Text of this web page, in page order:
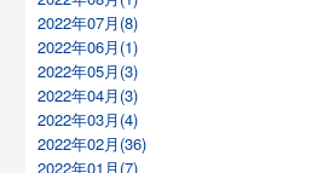
2022年07月(8)
2022年06月(1)
2022年05月(3)
2022年04月(3)
2022年03月(4)
2022年02月(36)
2022年01月(7)